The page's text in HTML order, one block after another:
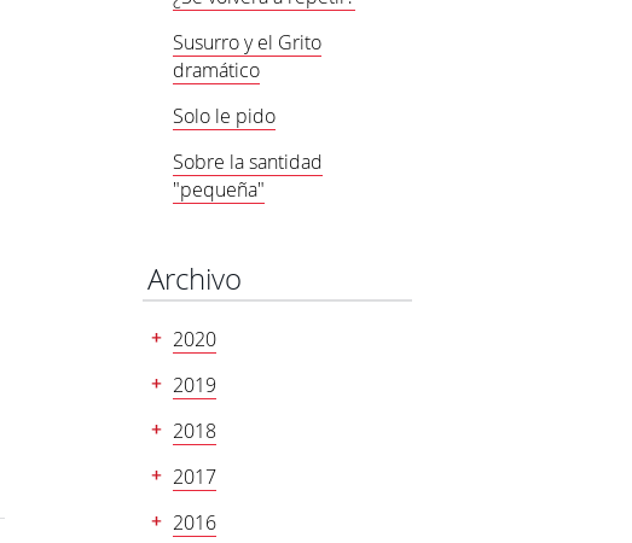
Susurro y el Grito
dramático
Solo le pido
Sobre la santidad
"pequeña"
Archivo
2020
2019
2018
2017
2016